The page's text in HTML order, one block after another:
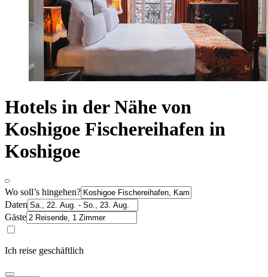
Hotels in der Nähe von
Koshigoe Fischereihafen in
Koshigoe
Wo soll’s hingehen?
Daten
Gäste
Ich reise geschäftlich